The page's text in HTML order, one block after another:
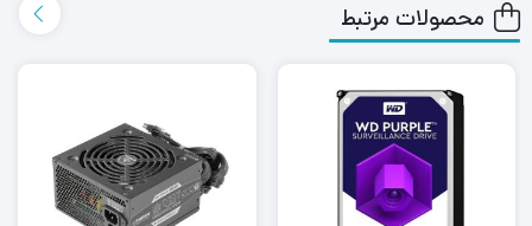
محصولات مرتبط